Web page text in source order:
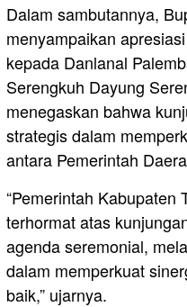
Dalam sambutannya,
menyampaikan
kepada Danlanal
Serengkuh Dayung
menegaskan bahwa
strategis dalam
antara Pemerintah
“Pemerintah Kabupaten
terhormat atas
agenda seremonial,
dalam memperkuat
baik,” ujarnya.